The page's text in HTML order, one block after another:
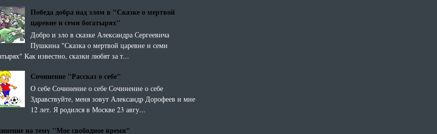
Победа добра над злом в "Сказке о мертвой
царевне и семи богатырях"
Добро и зло в сказке Александра Сергеевича
Пушкина "Сказка о мертвой царевне и семи
Как известно, сказки любят за т...
Сочинение "Рассказ о себе"
О себе Сочинение о себе Сочинение о себе
Здравствуйте, меня зовут Александр Дорофеев и мне
12 лет. Я родился в Москве 23 авгу...
на тему "Мое свободное время"